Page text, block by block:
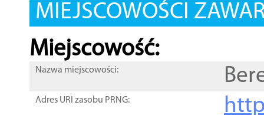
MIEJSCOWOŚCI
Miejscowość:
Nazwa miejscowości:
Adres URI zasobu PRNG: